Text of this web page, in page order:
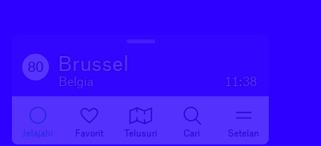
80 Brussel
Belgia 11:38
Jelajahi Favorit Telusuri Cari Setelan